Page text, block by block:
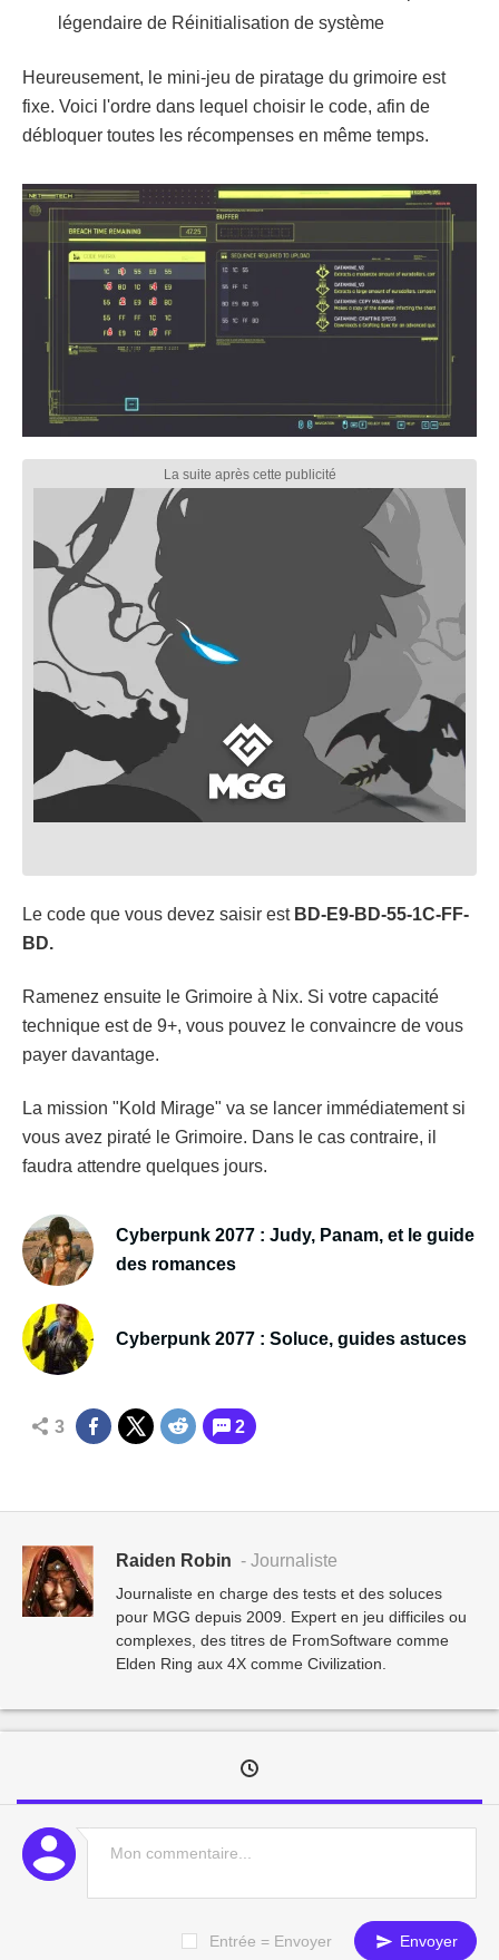
légendaire de Réinitialisation de système
Heureusement, le mini-jeu de piratage du grimoire est
fixe. Voici l'ordre dans lequel choisir le code, afin de
débloquer toutes les récompenses en même temps.
Le code que vous devez saisir est BD-E9-BD-55-1C-FF-
BD.
Ramenez ensuite le Grimoire à Nix. Si votre capacité
technique est de 9+, vous pouvez le convaincre de vous
payer davantage.
La mission "Kold Mirage" va se lancer immédiatement si
vous avez piraté le Grimoire. Dans le cas contraire, il
faudra attendre quelques jours.
Cyberpunk 2077 : Judy, Panam, et le guide
des romances
Cyberpunk 2077 : Soluce, guides astuces
3 2
Raiden Robin - Journaliste
Journaliste en charge des tests et des soluces
pour MGG depuis 2009. Expert en jeu difficiles ou
complexes, des titres de FromSoftware comme
Elden Ring aux 4X comme Civilization.
Entrée = Envoyer Envoyer